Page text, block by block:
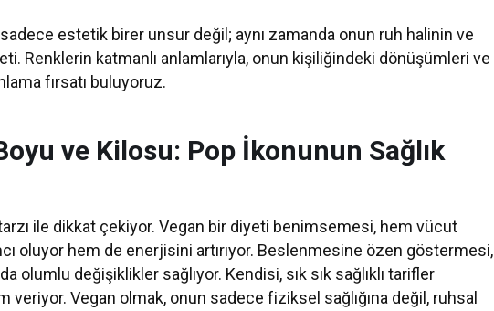
estetik birer unsur değil; aynı zamanda onun ruh halinin ve
Renklerin katmanlı anlamlarıyla, onun kişiliğindeki dönüşümleri ve
fırsatı buluyoruz.
ve Kilosu: Pop İkonunun Sağlık
ile dikkat çekiyor. Vegan bir diyeti benimsemesi, hem vücut
oluyor hem de enerjisini artırıyor. Beslenmesine özen göstermesi,
olumlu değişiklikler sağlıyor. Kendisi, sık sık sağlıklı tarifler
veriyor. Vegan olmak, onun sadece fiziksel sağlığına değil, ruhsal